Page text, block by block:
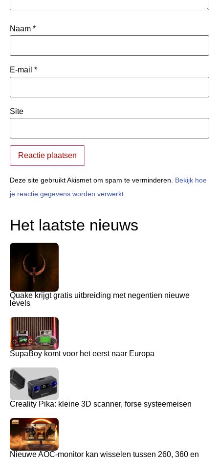
Naam *
E-mail *
Site
Deze site gebruikt Akismet om spam te verminderen. Bekijk hoe
je reactie gegevens worden verwerkt
Het laatste nieuws
Quake krijgt gratis uitbreiding met negentien nieuwe
levels
SupaBoy komt voor het eerst naar Europa
Creality Pika: kleine 3D scanner, forse systeemeisen
Nieuwe AOC-monitor kan wisselen tussen 260, 360 en